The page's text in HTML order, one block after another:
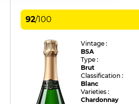
92/100
Vintage :
BSA
Type :
Brut
Classification :
Blanc
Varieties :
Chardonnay